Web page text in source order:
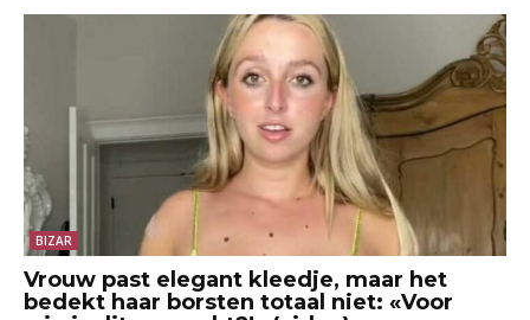
BIZAR
Vrouw past elegant kleedje, maar het
bedekt haar borsten totaal niet: «Voor